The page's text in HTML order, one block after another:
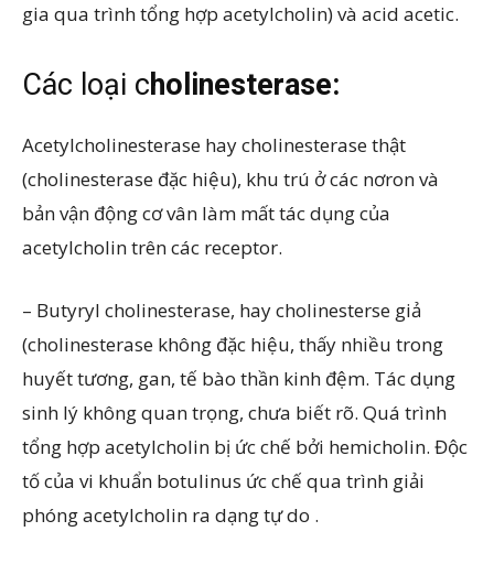
gia qua trình tổng hợp acetylcholin) và acid acetic.
Các loại cholinesterase:
Acetylcholinesterase hay cholinesterase thật
(cholinesterase đặc hiệu), khu trú ở các nơron và
bản vận động cơ vân làm mất tác dụng của
acetylcholin trên các receptor.
– Butyryl cholinesterase, hay cholinesterse giả
(cholinesterase không đặc hiệu, thấy nhiều trong
huyết tương, gan, tế bào thần kinh đệm. Tác dụng
sinh lý không quan trọng, chưa biết rõ. Quá trình
tổng hợp acetylcholin bị ức chế bởi hemicholin. Độc
tố của vi khuẩn botulinus ức chế qua trình giải
phóng acetylcholin ra dạng tự do .